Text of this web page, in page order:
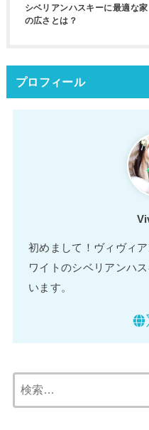
シベリアンハスキーに最適な家
の広さとは？
プロフィール
初めまして！ヴィヴィ
ワイトのシベリアンハ
います。